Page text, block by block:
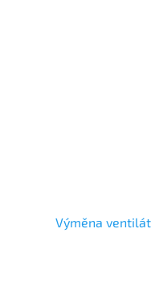
Výměna